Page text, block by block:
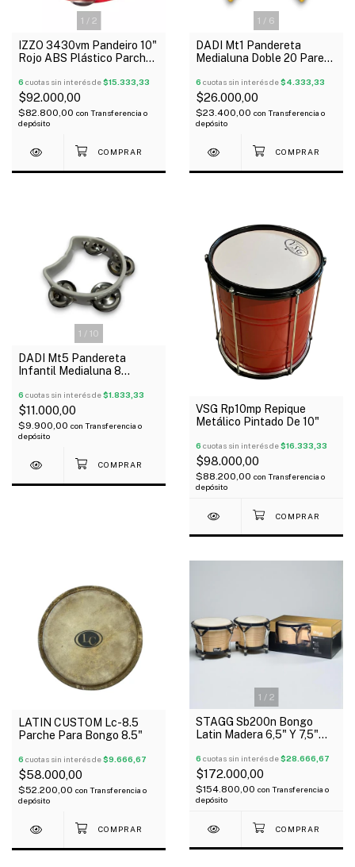
1 / 2
IZZO 3430vm Pandeiro 10"
Rojo ABS Plástico Parche
6 cuotas sin interés de$15.333,33
$92.000,00
$82.800,00 con Transferencia o
depósito
1 / 6
DADI Mt1 Pandereta
Medialuna Doble 20 Pares
6 cuotas sin interés de$4.333,33
$26.000,00
$23.400,00 con Transferencia o
depósito
1 / 10
DADI Mt5 Pandereta
Infantil Medialuna 8
6 cuotas sin interés de$1.833,33
$11.000,00
$9.900,00 con Transferencia o
depósito
VSG Rp10mp Repique
Metálico Pintado De 10"
6 cuotas sin interés de$16.333,33
$98.000,00
$88.200,00 con Transferencia o
depósito
LATIN CUSTOM Lc-8.5
Parche Para Bongo 8.5"
6 cuotas sin interés de$9.666,67
$58.000,00
$52.200,00 con Transferencia o
depósito
1 / 2
STAGG Sb200n Bongo
Latin Madera 6,5" Y 7,5"
6 cuotas sin interés de$28.666,67
$172.000,00
$154.800,00 con Transferencia o
depósito